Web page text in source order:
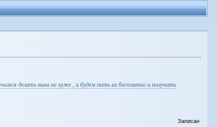
делать вина не хуже , и будем пить их бесплатно и получать
Записан